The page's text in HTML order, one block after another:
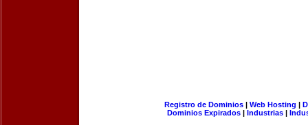
Registro de Dominios| Web Hosting |
Dominios Expirados | Industrias |